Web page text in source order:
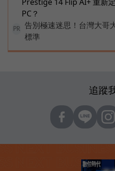
PC？
PR
告別極速迷思！台灣大哥
標準
追蹤